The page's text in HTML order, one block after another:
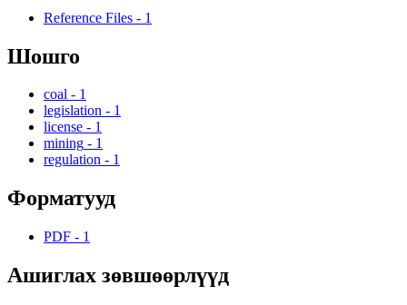
Reference Files - 1
Шошго
coal - 1
legislation - 1
license - 1
mining - 1
regulation - 1
Форматууд
PDF - 1
Ашиглах зөвшөөрлүүд